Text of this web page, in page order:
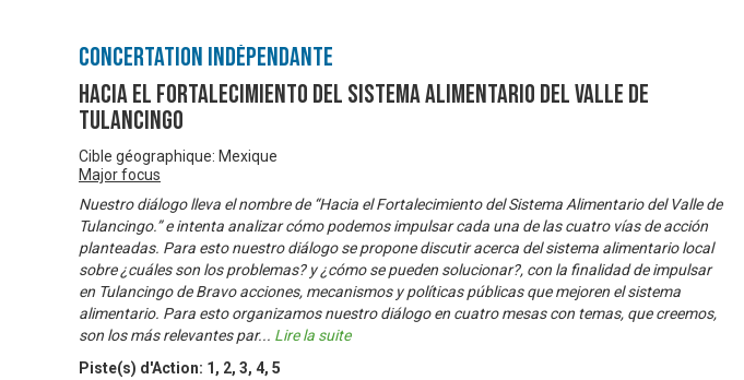
Concertation Indépendante
Hacia el fortalecimiento del sistema alimentario del valle de
Tulancingo
Cible géographique: Mexique
Major focus
Nuestro diálogo lleva el nombre de “Hacia el Fortalecimiento del Sistema Alimentario del Valle de
Tulancingo.” e intenta analizar cómo podemos impulsar cada una de las cuatro vías de acción
planteadas. Para esto nuestro diálogo se propone discutir acerca del sistema alimentario local
sobre ¿cuáles son los problemas? y ¿cómo se pueden solucionar?, con la finalidad de impulsar
en Tulancingo de Bravo acciones, mecanismos y políticas públicas que mejoren el sistema
alimentario. Para esto organizamos nuestro diálogo en cuatro mesas con temas, que creemos,
son los más relevantes par... Lire la suite
Piste(s) d'Action: 1 , 2, 3, 4, 5